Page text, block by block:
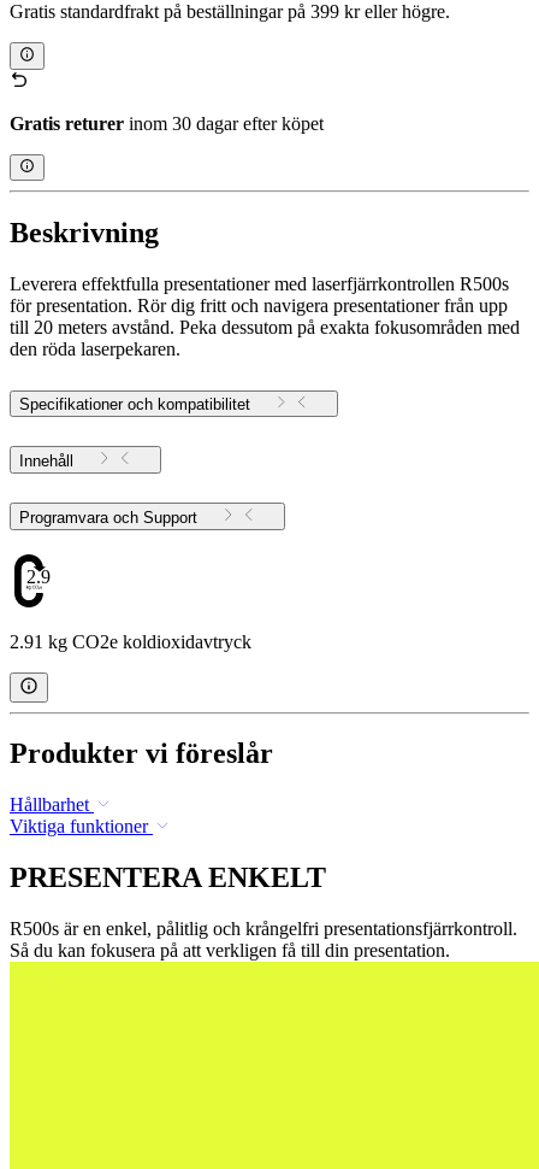
Gratis standardfrakt på beställningar på 399 kr eller högre.
Gratis returer inom 30 dagar efter köpet
Beskrivning
Leverera effektfulla presentationer med laserfjärrkontrollen R500s
för presentation. Rör dig fritt och navigera presentationer från upp
till 20 meters avstånd. Peka dessutom på exakta fokusområden med
den röda laserpekaren.
Specifikationer och kompatibilitet
Innehåll
Programvara och Support
2.91
2.91 kg CO2e koldioxidavtryck
Produkter vi föreslår
Hållbarhet
Viktiga funktioner
PRESENTERA ENKELT
R500s är en enkel, pålitlig och krångelfri presentationsfjärrkontroll.
Så du kan fokusera på att verkligen få till din presentation.